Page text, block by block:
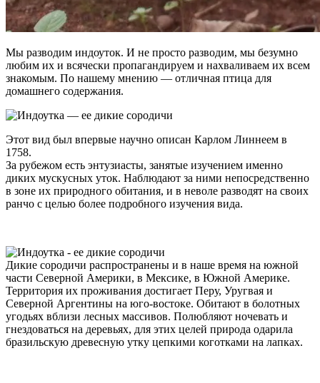
Мы разводим индоуток. И не просто разводим, мы безумно
любим их и всячески пропагандируем и нахваливаем их всем
знакомым. По нашему мнению — отличная птица для
домашнего содержания.
Этот вид был впервые научно описан Карлом Линнеем в
1758.
За рубежом есть энтузиасты, занятые изучением именно
диких мускусных уток. Наблюдают за ними непосредственно
в зоне их природного обитания, и в неволе разводят на своих
ранчо с целью более подробного изучения вида.
Дикие сородичи распространены и в наше время на южной
части Северной Америки, в Мексике, в Южной Америке.
Территория их проживания достигает Перу, Уругвая и
Северной Аргентины на юго-востоке. Обитают в болотных
угодьях вблизи лесных массивов. Полюбляют ночевать и
гнездоваться на деревьях, для этих целей природа одарила
бразильскую древесную утку цепкими коготками на лапках.